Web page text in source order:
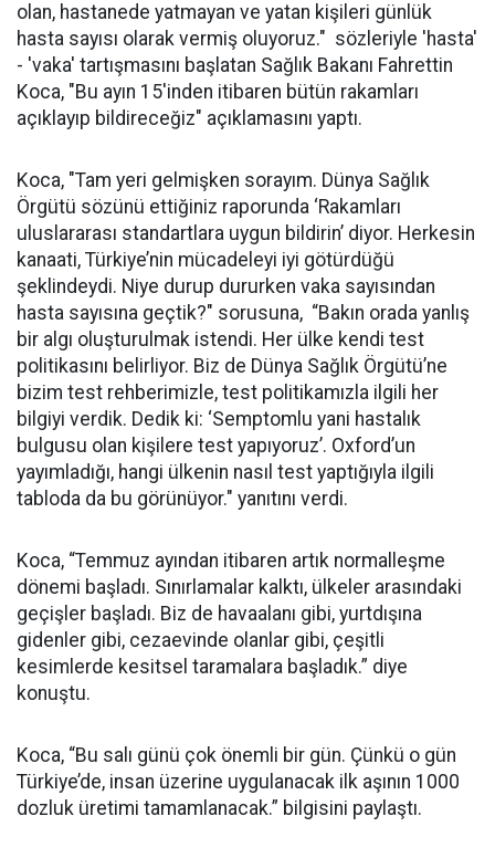
olan, hastanede yatmayan ve yatan kişileri günlük
hasta sayısı olarak vermiş oluyoruz." sözleriyle 'hasta'
- 'vaka' tartışmasını başlatan Sağlık Bakanı Fahrettin
Koca, "Bu ayın 15'inden itibaren bütün rakamları
açıklayıp bildireceğiz" açıklamasını yaptı.
Koca, "Tam yeri gelmişken sorayım. Dünya Sağlık
Örgütü sözünü ettiğiniz raporunda ‘Rakamları
uluslararası standartlara uygun bildirin’ diyor. Herkesin
kanaati, Türkiye’nin mücadeleyi iyi götürdüğü
şeklindeydi. Niye durup dururken vaka sayısından
hasta sayısına geçtik?" sorusuna, “Bakın orada yanlış
bir algı oluşturulmak istendi. Her ülke kendi test
politikasını belirliyor. Biz de Dünya Sağlık Örgütü’ne
bizim test rehberimizle, test politikamızla ilgili her
bilgiyi verdik. Dedik ki: ‘Semptomlu yani hastalık
bulgusu olan kişilere test yapıyoruz’. Oxford’un
yayımladığı, hangi ülkenin nasıl test yaptığıyla ilgili
tabloda da bu görünüyor." yanıtını verdi.
Koca, “Temmuz ayından itibaren artık normalleşme
dönemi başladı. Sınırlamalar kalktı, ülkeler arasındaki
geçişler başladı. Biz de havaalanı gibi, yurtdışına
gidenler gibi, cezaevinde olanlar gibi, çeşitli
kesimlerde kesitsel taramalara başladık.” diye
konuştu.
Koca, “Bu salı günü çok önemli bir gün. Çünkü o gün
Türkiye’de, insan üzerine uygulanacak ilk aşının 1000
dozluk üretimi tamamlanacak.” bilgisini paylaştı.